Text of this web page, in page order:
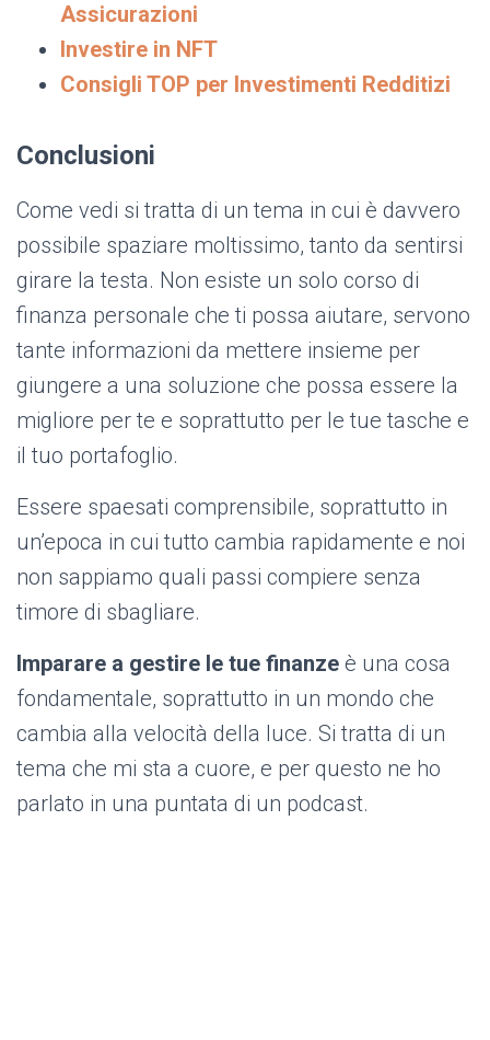
Assicurazioni
Investire in NFT
Consigli TOP per Investimenti Redditizi
Conclusioni
Come vedi si tratta di un tema in cui è davvero
possibile spaziare moltissimo, tanto da sentirsi
girare la testa. Non esiste un solo corso di
finanza personale che ti possa aiutare, servono
tante informazioni da mettere insieme per
giungere a una soluzione che possa essere la
migliore per te e soprattutto per le tue tasche e
il tuo portafoglio.
Essere spaesati comprensibile, soprattutto in
un’epoca in cui tutto cambia rapidamente e noi
non sappiamo quali passi compiere senza
timore di sbagliare.
Imparare a gestire le tue finanze è una cosa
fondamentale, soprattutto in un mondo che
cambia alla velocità della luce. Si tratta di un
tema che mi sta a cuore, e per questo ne ho
parlato in una puntata di un podcast.